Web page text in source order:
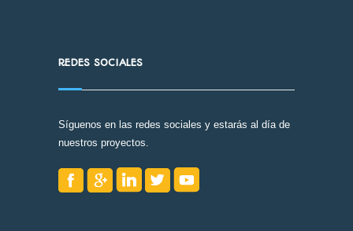
REDES SOCIALES
Síguenos en las redes sociales y estarás al día de
nuestros proyectos.